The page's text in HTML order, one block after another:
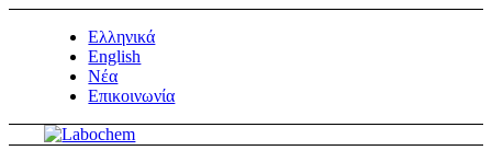
Ελληνικά
English
Νέα
Επικοινωνία